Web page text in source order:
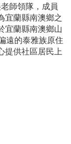
師領隊，成員
宜蘭縣南澳鄉之
宜蘭縣南澳鄉山
遠的泰雅族原住
提供社區居民上